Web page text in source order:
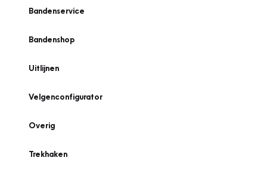
Bandenservice
Bandenshop
Uitlijnen
Velgenconfigurator
Overig
Trekhaken